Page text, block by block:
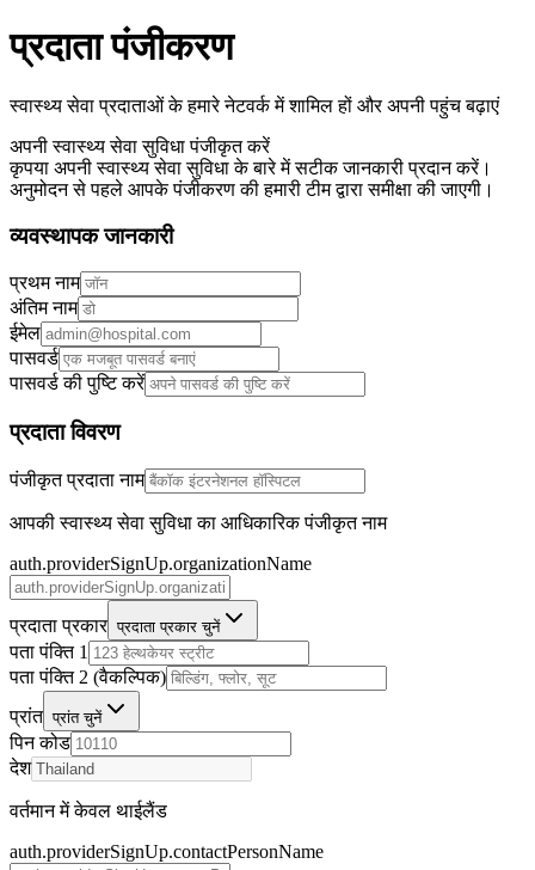
प्रदाता पंजीकरण
स्वास्थ्य सेवा प्रदाताओं के हमारे नेटवर्क में शामिल हों और अपनी पहुंच बढ़ाएं
अपनी स्वास्थ्य सेवा सुविधा पंजीकृत करें
कृपया अपनी स्वास्थ्य सेवा सुविधा के बारे में सटीक जानकारी प्रदान करें।
अनुमोदन से पहले आपके पंजीकरण की हमारी टीम द्वारा समीक्षा की जाएगी।
व्यवस्थापक जानकारी
प्रथम नाम
अंतिम नाम
ईमेल
पासवर्ड
पासवर्ड की पुष्टि करें
प्रदाता विवरण
पंजीकृत प्रदाता नाम
आपकी स्वास्थ्य सेवा सुविधा का आधिकारिक पंजीकृत नाम
auth.providerSignUp.organizationName
प्रदाता प्रकार प्रदाता प्रकार चुनें
पता पंक्ति 1
पता पंक्ति 2 (वैकल्पिक)
प्रांत प्रांत चुनें
पिन कोड
देश
वर्तमान में केवल थाईलैंड
auth.providerSignUp.contactPersonName